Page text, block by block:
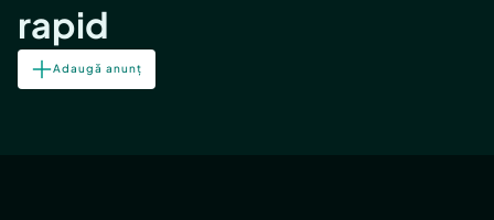
rapid
Adaugă anunț